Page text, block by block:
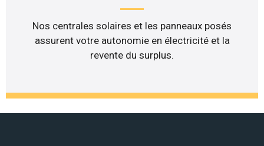
Nos centrales solaires et les panneaux posés
assurent votre autonomie en électricité et la
revente du surplus.